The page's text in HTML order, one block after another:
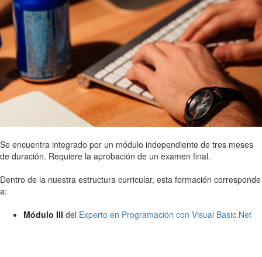
Se encuentra integrado por un módulo independiente de tres meses
de duración. Requiere la aprobación de un examen final.
Dentro de la nuestra estructura curricular, esta formación corresponde
a:
Módulo III del Experto en Programación con Visual Basic.Net